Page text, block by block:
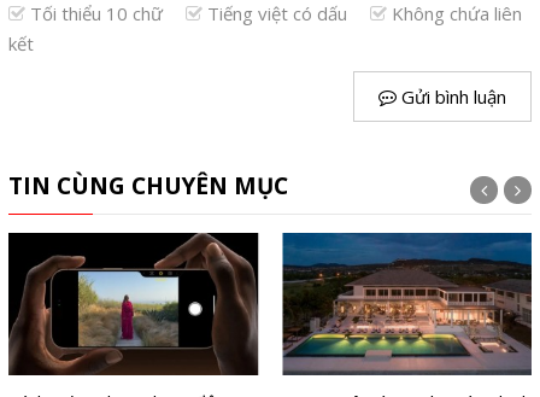
Tối thiểu 10 chữ Tiếng việt có dấu
Không chứa liên
kết
Gửi bình luận
TIN CÙNG CHUYÊN MỤC